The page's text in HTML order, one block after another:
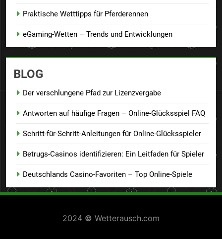
Praktische Wetttipps für Pferderennen
eGaming-Wetten – Trends und Entwicklungen
BLOG
Der verschlungene Pfad zur Lizenzvergabe
Antworten auf häufige Fragen – Online-Glücksspiel FAQ
Schritt-für-Schritt-Anleitungen für Online-Glücksspieler
Betrugs-Casinos identifizieren: Ein Leitfaden für Spieler
Deutschlands Casino-Favoriten – Top Online-Spiele
2024 © Wetterausch.com